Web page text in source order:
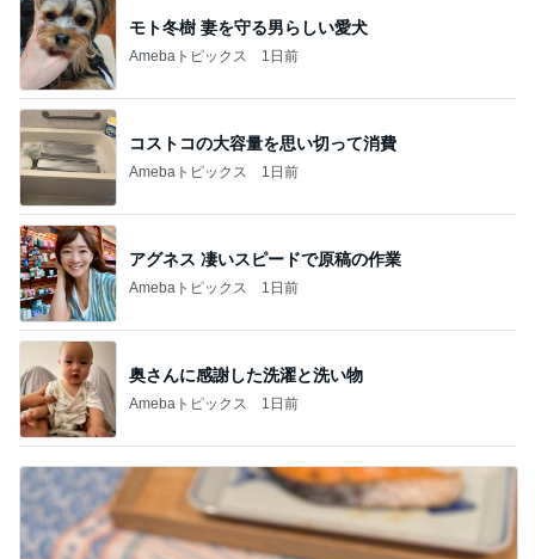
モト冬樹 妻を守る男らしい愛犬
Amebaトピックス 1日前
コストコの大容量を思い切って消費
Amebaトピックス 1日前
アグネス 凄いスピードで原稿の作業
Amebaトピックス 1日前
奥さんに感謝した洗濯と洗い物
Amebaトピックス 1日前